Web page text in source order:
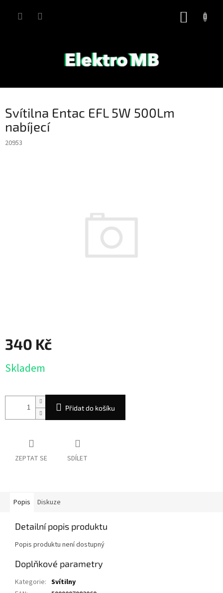
Svítilna Entac EFL 5W 500Lm
nabíjecí
20953
340 Kč
cena:
Skladem
Přidat do košíku
ZEPTAT SE SDÍLET
Popis Diskuze
Detailní popis produktu
Popis produktu není dostupný
Doplňkové parametry
Kategorie: Svítilny